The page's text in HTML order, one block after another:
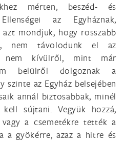
mérten, beszéd- és
az Egyháznak,
mondjuk, hogy rosszabb
nem távolodunk el az
nem kívülről, mint már
belülről dolgoznak a
szinte az Egyház belsejében
annál biztosabbak, minél
sújtani. Vegyük hozzá,
a csemetékre tették a
a gyökérre, azaz a hitre és